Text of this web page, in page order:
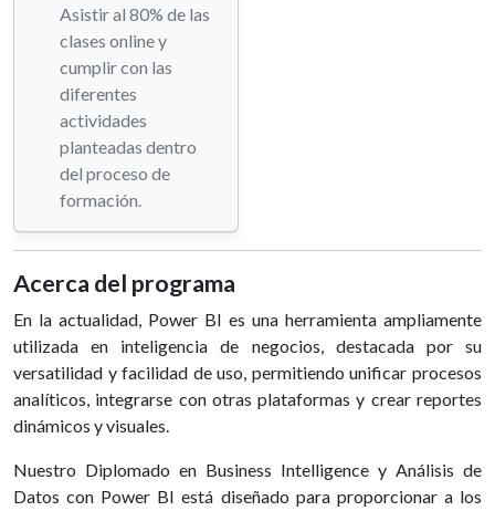
Asistir al 80% de las
clases online y
cumplir con las
diferentes
actividades
planteadas dentro
del proceso de
formación.
Acerca del programa
En la actualidad, Power BI es una herramienta ampliamente
utilizada en inteligencia de negocios, destacada por su
versatilidad y facilidad de uso, permitiendo unificar procesos
analíticos, integrarse con otras plataformas y crear reportes
dinámicos y visuales.
Nuestro Diplomado en Business Intelligence y Análisis de
Datos con Power BI está diseñado para proporcionar a los